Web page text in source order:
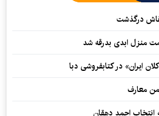
درگذشت
منزل ابدی بدرقه شد
ایران» در کتابفروشی دبا
معارف
انتخاب احمد دهقان